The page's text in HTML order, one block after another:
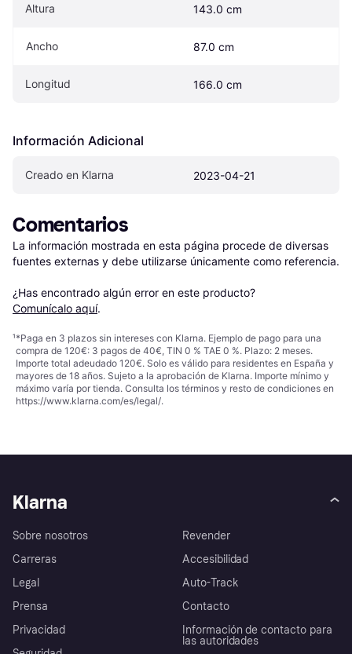
Altura 143.0 cm
Ancho 87.0 cm
Longitud 166.0 cm
Información Adicional
Creado en Klarna 2023-04-21
Comentarios
La información mostrada en esta página procede de diversas
fuentes externas y debe utilizarse únicamente como referencia.
¿Has encontrado algún error en este producto?
Comunícalo aquí.
¹*Paga en 3 plazos sin intereses con Klarna. Ejemplo de pago para una
compra de 120€: 3 pagos de 40€, TIN 0 % TAE 0 %. Plazo: 2 meses.
Importe total adeudado 120€. Solo es válido para residentes en España y
mayores de 18 años. Sujeto a la aprobación de Klarna. Importe mínimo y
máximo varía por tienda. Consulta los términos y resto de condiciones en
https://www.klarna.com/es/legal/.
Klarna
Sobre nosotros
Carreras
Legal
Prensa
Privacidad
Revender
Accesibilidad
Auto-Track
Contacto
Información de contacto para
las autoridades